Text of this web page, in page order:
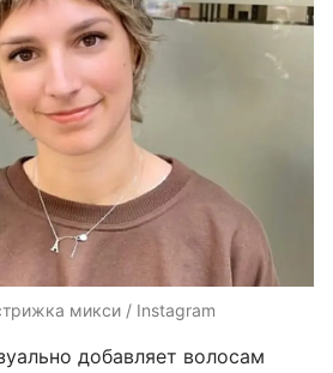
микси / Instagram
добавляет волосам